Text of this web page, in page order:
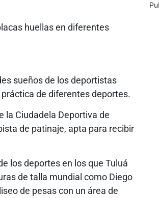
huellas en diferentes
sueños de los deportistas
de diferentes deportes.
la Ciudadela Deportiva de
de patinaje, apta para recibir
los deportes en los que Tuluá
de talla mundial como Diego
de pesas con un área de